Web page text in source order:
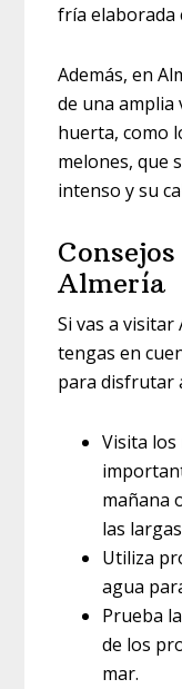
fría elaborada
Además, en
de una amplia
huerta, como
melones, que
intenso y su
Almería
Si vas a
tengas en
para disfrutar
Visita
mañana
las
Utiliza
agua
Prueba
de los
mar.